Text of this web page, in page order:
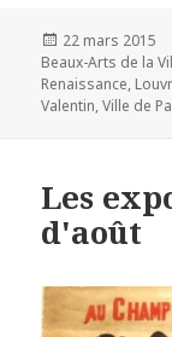
Publié
le
22 mars 2015
Beaux-Arts de la
Renaissance,
Valentin,Ville de
Les
d'août